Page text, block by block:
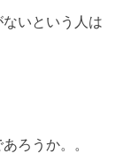
いという人は
ろうか。。